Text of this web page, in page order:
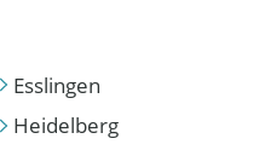
Esslingen
Heidelberg